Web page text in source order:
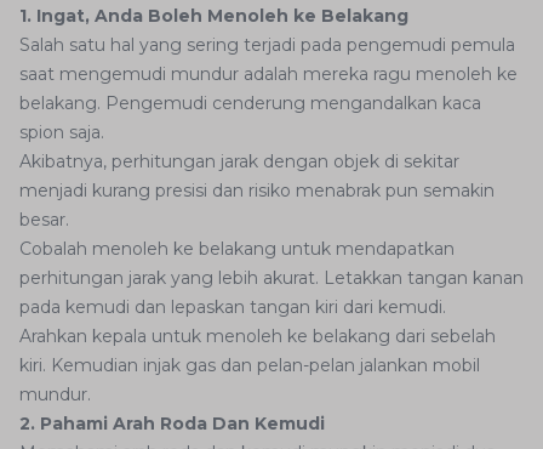
1. Ingat, Anda Boleh Menoleh ke Belakang
Salah satu hal yang sering terjadi pada pengemudi pemula
saat mengemudi mundur adalah mereka ragu menoleh ke
belakang. Pengemudi cenderung mengandalkan kaca
spion saja.
Akibatnya, perhitungan jarak dengan objek di sekitar
menjadi kurang presisi dan risiko menabrak pun semakin
besar.
Cobalah menoleh ke belakang untuk mendapatkan
perhitungan jarak yang lebih akurat. Letakkan tangan kanan
pada kemudi dan lepaskan tangan kiri dari kemudi.
Arahkan kepala untuk menoleh ke belakang dari sebelah
kiri. Kemudian injak gas dan pelan-pelan jalankan mobil
mundur.
2. Pahami Arah Roda Dan Kemudi